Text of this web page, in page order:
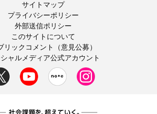
サイトマップ
プライバシーポリシー
外部送信ポリシー
このサイトについて
リックコメント（意見公募）
ャルメディア公式アカウント